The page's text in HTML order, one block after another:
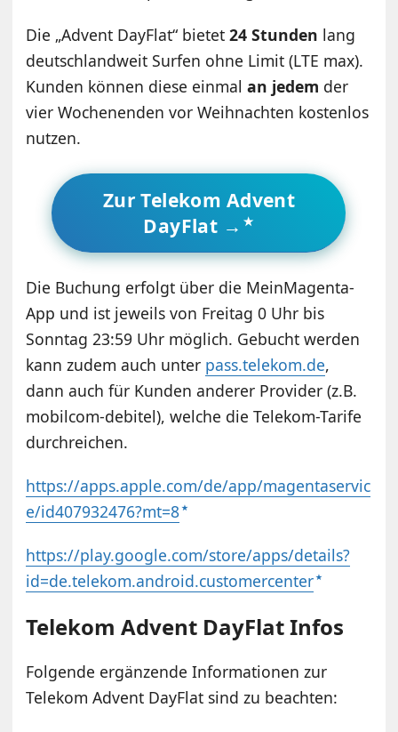
Die „Advent DayFlat“ bietet24 Stunden lang
deutschlandweit Surfen ohne Limit (LTE max).
Kunden können diese einmal an jedem der
vier Wochenenden vor Weihnachten kostenlos
nutzen.
Zur Telekom Advent
DayFlat →
Die Buchung erfolgt über die MeinMagenta-
App und ist jeweils von Freitag 0 Uhr bis
Sonntag 23:59 Uhr möglich. Gebucht werden
kann zudem auch unter pass.telekom.de,
dann auch für Kunden anderer Provider (z.B.
mobilcom-debitel), welche die Telekom-Tarife
durchreichen.
https://apps.apple.com/de/app/magentaservic
e/id407932476?mt=8
https://play.google.com/store/apps/details?
id=de.telekom.android.customercenter
Telekom Advent DayFlat Infos
Folgende ergänzende Informationen zur
Telekom Advent DayFlat sind zu beachten: